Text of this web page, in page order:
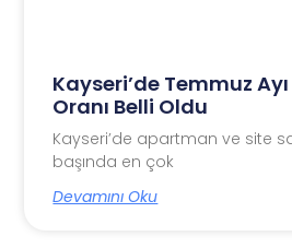
Kayseri’de Temmuz
Oranı Belli Oldu
Kayseri’de apartman ve site
başında en çok
Devamını Oku